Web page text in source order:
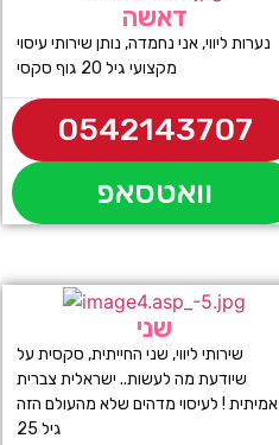
דאשה
נערות ליווי, אני נחמדה, נותן שירותי עיסוי
מקצועי גיל 20 גוף סקסי
0542143707
וואטסאפ
שני
שירותי ליווי, שני החייתית, סקסית על
שיודעת מה לעשות.. ישראלית צברית
אמיתית ! לעיסוי מדהים שלא מהעולם הזה
גיל 25